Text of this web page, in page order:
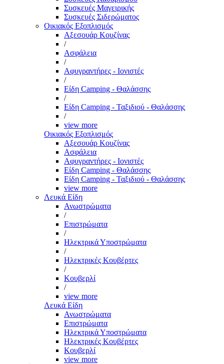
Συσκευές Μαγειρικής
Συσκευές Σιδερώματος
Οικιακός Εξοπλισμός
Αξεσουάρ Κουζίνας
/
Ασφάλεια
/
Αφυγραντήρες - Ιονιστές
/
Είδη Camping - Θαλάσσης
/
Είδη Camping - Ταξιδιού - Θαλάσσης
/
view more
Οικιακός Εξοπλισμός
Αξεσουάρ Κουζίνας
Ασφάλεια
Αφυγραντήρες - Ιονιστές
Είδη Camping - Θαλάσσης
Είδη Camping - Ταξιδιού - Θαλάσσης
view more
Λευκά Είδη
Ανωστρώματα
/
Επιστρώματα
/
Ηλεκτρικά Υποστρώματα
/
Ηλεκτρικές Κουβέρτες
/
Κουβερλί
/
view more
Λευκά Είδη
Ανωστρώματα
Επιστρώματα
Ηλεκτρικά Υποστρώματα
Ηλεκτρικές Κουβέρτες
Κουβερλί
view more